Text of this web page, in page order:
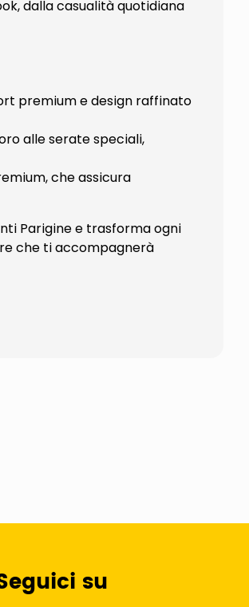
dalla casualità quotidiana
premium e design raffinato
alle serate speciali,
che assicura
Parigine e trasforma ogni
che ti accompagnerà
su